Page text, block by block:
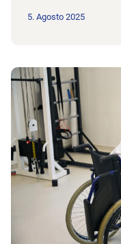
5. Agosto 2025
All'articolo Diventate